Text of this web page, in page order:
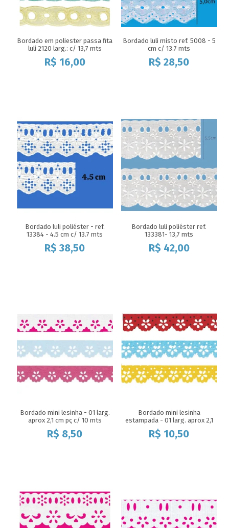
Bordado em poliester passa fita
luli 2120 larg.: c/ 13,7 mts
R$ 16,00
Bordado luli misto ref. 5008 - 5
cm c/ 13.7 mts
R$ 28,50
Bordado luli poliéster - ref.
13384 - 4.5 cm c/ 13.7 mts
R$ 38,50
Bordado luli poliéster ref.
133381- 13,7 mts
R$ 42,00
Bordado mini lesinha - 01 larg.
aprox 2,1 cm pç c/ 10 mts
R$ 8,50
Bordado mini lesinha
estampada - 01 larg. aprox 2,1
cm pç c/ 10 mts
R$ 10,50